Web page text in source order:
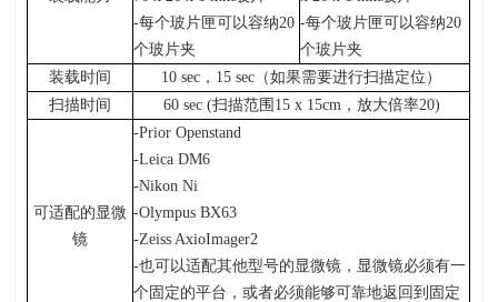
-每个玻片匣可以容纳20
个玻片夹
-每个玻片匣可以容纳20
个玻片夹
装载时间
10 sec，15 sec（如果需要进行扫描定位）
扫描时间
60 sec (扫描范围15 x 15cm，放大倍率20)
可适配的显微
镜
-Prior Openstand
-Leica DM6
-Nikon Ni
-Olympus BX63
-Zeiss AxioImager2
-也可以适配其他型号的显微镜，显微镜必须有一
个固定的平台，或者必须能够可靠地返回到固定